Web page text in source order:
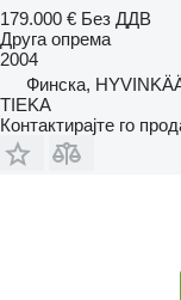
179.000 € Без ДДВ
Друга опрема
2004
Финска,
TIEKA
Контактирајте го